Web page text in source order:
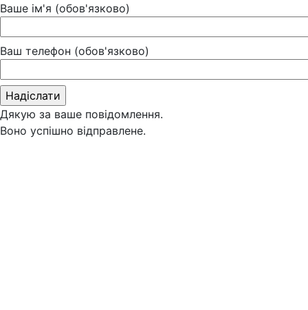
Ваше ім'я (обов'язково)
Ваш телефон (обов'язково)
Дякую за ваше повідомлення.
Воно успішно відправлене.